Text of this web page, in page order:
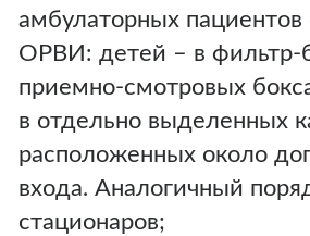
амбулаторных
ОРВИ: детей – в фильтр-
приемно-смотровых
в отдельно выделенных
расположенных около
входа. Аналогичный
стационаров;